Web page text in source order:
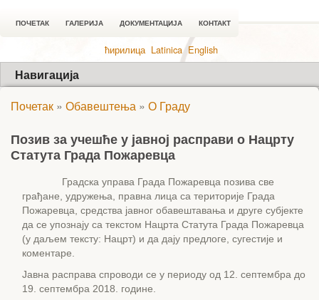
ПОЧЕТАК ГАЛЕРИЈА ДОКУМЕНТАЦИЈА КОНТАКТ
ћирилица Latinica English
Навигација
Почетак » Обавештења » О Граду
Позив за учешће у јавној расправи о Нацрту
Статута Града Пожаревца
Градска управа Града Пожаревца позива све
грађане, удружења, правна лица са територије Града
Пожаревца, средства јавног обавештавања и друге субјекте
да се упознају са текстом Нацрта Статута Града Пожаревца
(у даљем тексту: Нацрт) и да дају предлоге, сугестије и
коментаре.
Јавна расправа спроводи се у периоду од 12. септембра до
19. септембра 2018. године.